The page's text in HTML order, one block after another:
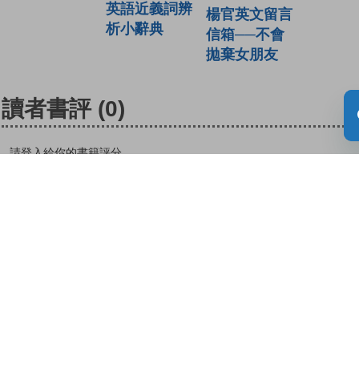
英語近義詞辨
析小辭典
楊官英文留言
信箱──不會
拋棄女朋友
讀者書評 (0)
請登入給你的書籍評分